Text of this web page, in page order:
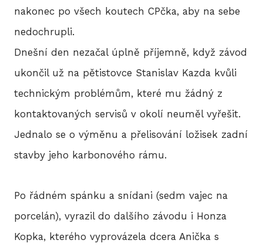
nakonec po všech koutech CPčka, aby na sebe
nedochrupli.
Dnešní den nezačal úplně příjemně, když závod
ukončil už na pětistovce Stanislav Kazda kvůli
technickým problémům, které mu žádný z
kontaktovaných servisů v okolí neuměl vyřešit.
Jednalo se o výměnu a přelisování ložisek zadní
stavby jeho karbonového rámu.
Po řádném spánku a snídani (sedm vajec na
porcelán), vyrazil do dalšího závodu i Honza
Kopka, kterého vyprovázela dcera Anička s